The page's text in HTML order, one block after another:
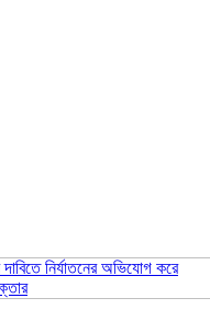
নির্যাতনের অভিযোগ করে